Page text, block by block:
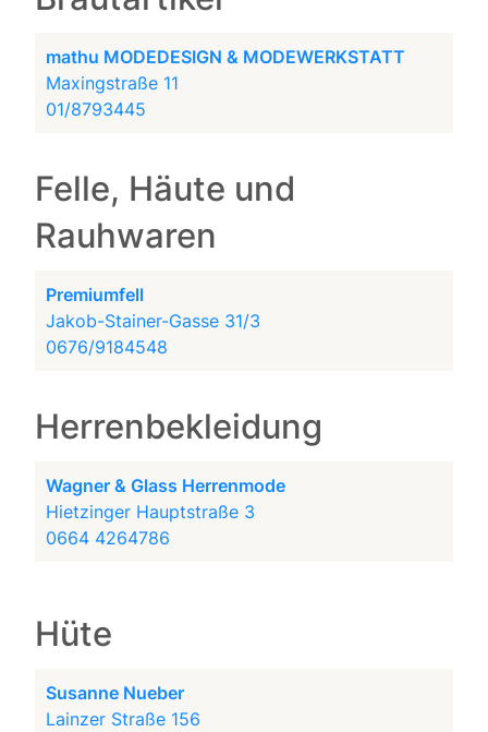
mathu MODEDESIGN & MODEWERKSTATT
Maxingstraße 11
01/8793445
Felle, Häute und
Rauhwaren
Premiumfell
Jakob-Stainer-Gasse 31/3
0676/9184548
Herrenbekleidung
Wagner & Glass Herrenmode
Hietzinger Hauptstraße 3
0664 4264786
Hüte
Susanne Nueber
Lainzer Straße 156